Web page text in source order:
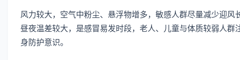
风力较大，空气中粉尘、悬浮物增多，敏感人群尽量减少迎
昼夜温差较大，是感冒易发时段，老人、儿童与体质较弱人
身防护意识。